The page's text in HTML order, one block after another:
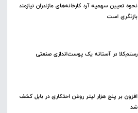
نحوه تعیین سهمیه آرد کارخانه‌های مازندران نیازمند
بازنگری است
رستم‌کلا در آستانه یک پوست‌اندازی صنعتی
افزون بر پنج هزار لیتر روغن احتکاری در بابل کشف
شد